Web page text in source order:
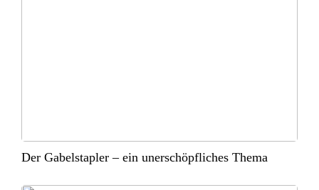
Der Gabelstapler – ein unerschöpfliches Thema